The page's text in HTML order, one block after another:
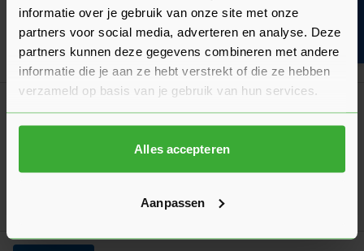
informatie over je gebruik van onze site met onze
partners voor social media, adverteren en analyse. Deze
partners kunnen deze gegevens combineren met andere
informatie die je aan ze hebt verstrekt of die ze hebben
verzameld op basis van je gebruik van hun services.
Alles accepteren
Aanpassen
Nu 32,30per stuk
In
In-lite Smart HUB-150 transformator
388,55 per stuk